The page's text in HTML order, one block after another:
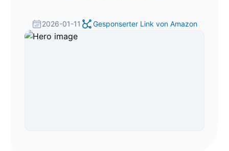
2026-01-11 Gesponserter Link von Amazon